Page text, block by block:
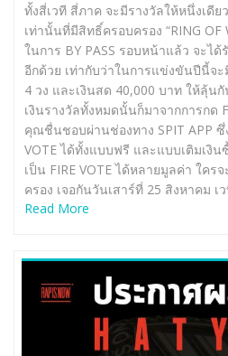
ทั้งสี่เวที สี่ภาค จะมีรางวัลให้หนึ่งเดี
เท่านั้นที่มีสิทธิ์ครอบครอง “RING OF
ในการ BY PASS รอบหน้าแล้ว จะไ
อีกด้วย เท่ากับว่าในการแข่งขันปีนี้จะ
4 วง และเงินสด 40,000 บาท ให้ลุ้น
เงินรางวัลทั้งหมดนั้นก็มาจากการกด
คุณชื่นชอบผ่านช่องทาง SPIT APP ซึ่
VOTE ได้ทั้งแบบฟรี และแบบเติมเงิน
เป็น FIRE VOTE ได้หลายมูลค่า ใคร
ครอง เจอกันวันเสาร์ที่ 25 สิงหาคม เ
Read More